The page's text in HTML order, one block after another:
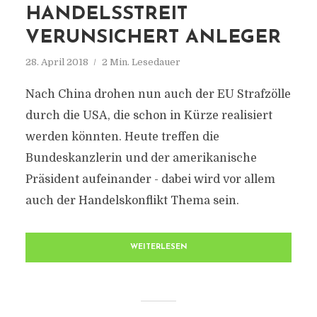
HANDELSSTREIT
VERUNSICHERT ANLEGER
28. April 2018 2 Min. Lesedauer
Nach China drohen nun auch der EU Strafzölle
durch die USA, die schon in Kürze realisiert
werden könnten. Heute treffen die
Bundeskanzlerin und der amerikanische
Präsident aufeinander - dabei wird vor allem
auch der Handelskonflikt Thema sein.
WEITERLESEN